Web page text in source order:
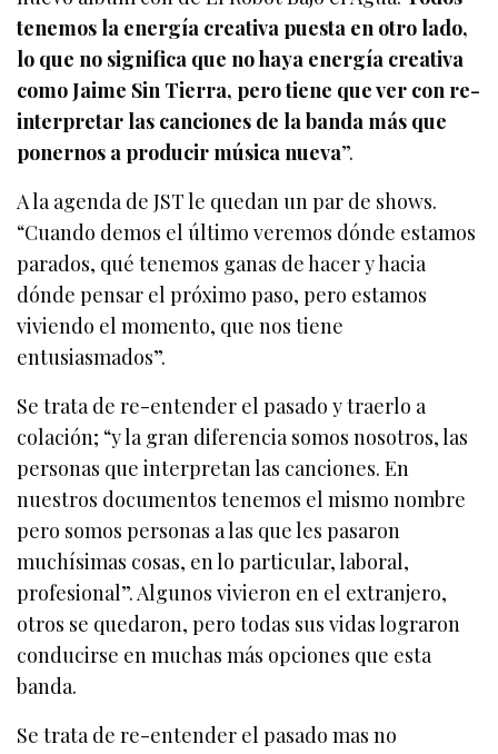
tenemos la energía creativa puesta en otro lado,
lo que no significa que no haya energía creativa
como Jaime Sin Tierra, pero tiene que ver con re-
interpretar las canciones de la banda más que
ponernos a producir música nueva”.
A la agenda de JST le quedan un par de shows.
“Cuando demos el último veremos dónde estamos
parados, qué tenemos ganas de hacer y hacia
dónde pensar el próximo paso, pero estamos
viviendo el momento, que nos tiene
entusiasmados”.
Se trata de re-entender el pasado y traerlo a
colación; “y la gran diferencia somos nosotros, las
personas que interpretan las canciones. En
nuestros documentos tenemos el mismo nombre
pero somos personas a las que les pasaron
muchísimas cosas, en lo particular, laboral,
profesional”. Algunos vivieron en el extranjero,
otros se quedaron, pero todas sus vidas lograron
conducirse en muchas más opciones que esta
banda.
Se trata de re-entender el pasado mas no